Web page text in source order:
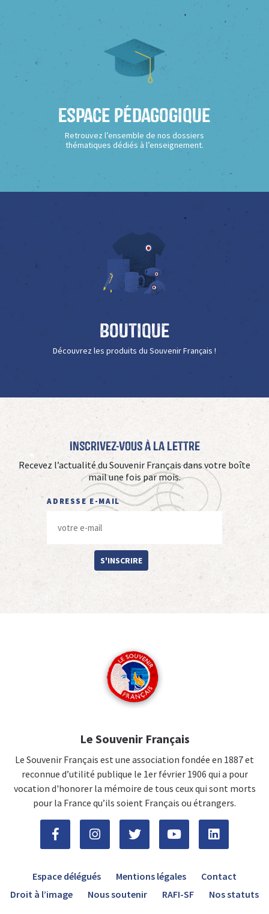
Espace Pédagogique
Retrouvez l’ensemble de nos dossiers
thématiques dédiés à l’enseignement.
Boutique
Découvrez les produits du Souvenir Français !
Inscrivez-vous à La Lettre
Recevez l’actualité du Souvenir Français dans votre boîte
mail une fois par mois.
ADRESSE E-MAIL
S'INSCRIRE
Le Souvenir Français
Le Souvenir Français est une association fondée en 1887 et
reconnue d’utilité publique le 1er février 1906 qui a pour
vocation d'honorer la mémoire de tous ceux qui sont morts
pour la France qu’ils soient Français ou étrangers.
Espace délégués Mentions légales
Contact
Droit à l’image
Nous soutenir RAFI-SF Nos statuts